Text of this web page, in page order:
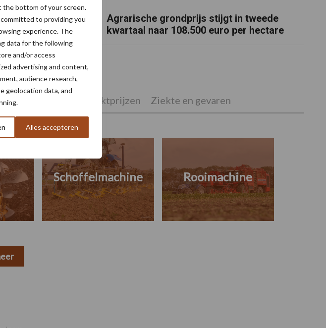
the bottom of your screen.
to providing you
experience. The
data for the following
and/or access
advertising and content,
audience research,
geolocation data, and
Alles accepteren
plek”
Agrarische grondprijs stijgt in tweede
kwartaal naar 108.500 euro per hectare
en bewaring Marktprijzen Ziekte en gevaren
Schoffelmachine Rooimachine